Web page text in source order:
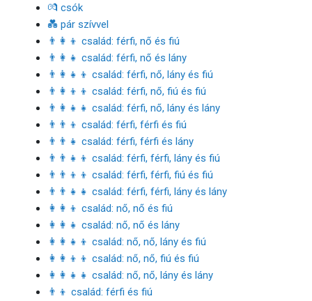
💏 csók
💑 pár szívvel
👨‍👩‍👦 család: férfi, nő és fiú
👨‍👩‍👧 család: férfi, nő és lány
👨‍👩‍👧‍👦 család: férfi, nő, lány és fiú
👨‍👩‍👦‍👦 család: férfi, nő, fiú és fiú
👨‍👩‍👧‍👧 család: férfi, nő, lány és lány
👨‍👨‍👦 család: férfi, férfi és fiú
👨‍👨‍👧 család: férfi, férfi és lány
👨‍👨‍👧‍👦 család: férfi, férfi, lány és fiú
👨‍👨‍👦‍👦 család: férfi, férfi, fiú és fiú
👨‍👨‍👧‍👧 család: férfi, férfi, lány és lány
👩‍👩‍👦 család: nő, nő és fiú
👩‍👩‍👧 család: nő, nő és lány
👩‍👩‍👧‍👦 család: nő, nő, lány és fiú
👩‍👩‍👦‍👦 család: nő, nő, fiú és fiú
👩‍👩‍👧‍👧 család: nő, nő, lány és lány
👨‍👦 család: férfi és fiú